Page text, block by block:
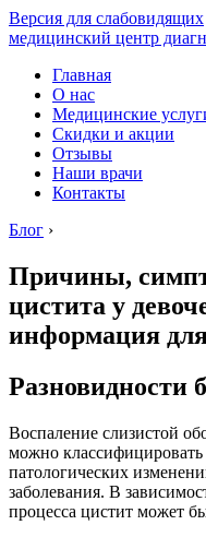
Версия для слабовидящих
медицинский центр
Главная
О нас
Медицинские
Скидки и акции
Отзывы
Наши врачи
Контакты
Блог ›
Причины,
цистита у
информация
Разновидности
Воспаление слизистой
можно классифицировать
патологических
заболевания. В
процесса цистит может